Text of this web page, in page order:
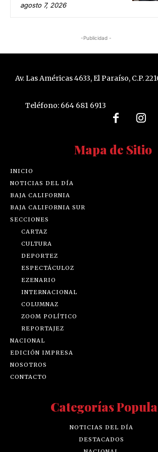
agosto 7, 2026
-Publicidad -
Av. Las Américas 4633, El Paraíso, C.P.
Teléfono: 664 681 6913
Mapa de Sitio
INICIO
NOTICIAS DEL DÍA
BAJA CALIFORNIA
BAJA CALIFORNIA SUR
SECCIONES
CARTAZ
CULTURA
DEPORTEZ
ESPECTÁCULOZ
EZENARIO
INTERNACIONAL
COLUMNAZ
ZOOM POLÍTICO
REPORTAJEZ
NACIONAL
EDICIÓN IMPRESA
NOSOTROS
CONTACTO
Categorías
NOTICIAS DEL DÍA
DESTACADOS